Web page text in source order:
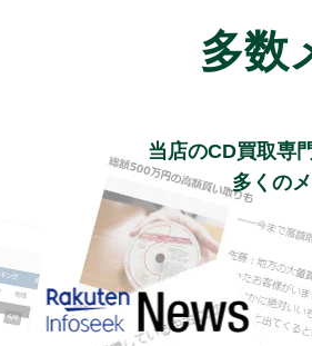
多数
当店のCD買取専
多くの